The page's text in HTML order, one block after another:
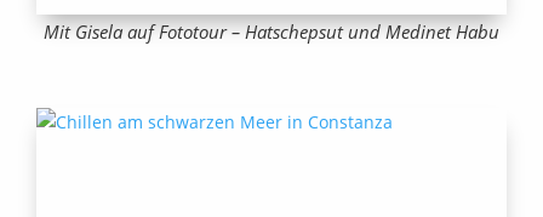
Mit Gisela auf Fototour – Hatschepsut und Medinet Habu